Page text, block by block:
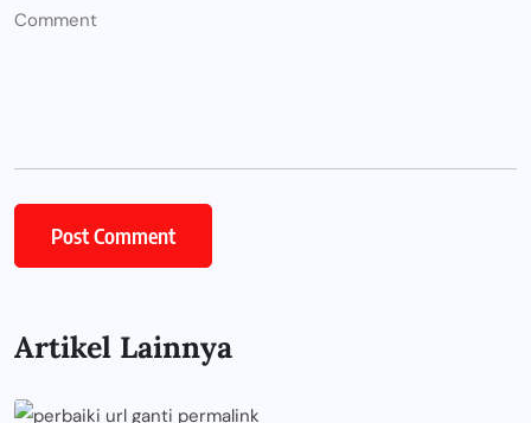
Artikel Lainnya